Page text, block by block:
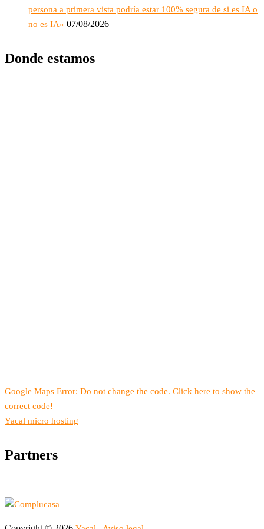
persona a primera vista podría estar 100% segura de si es IA o
no es IA» 07/08/2026
Donde estamos
Google Maps Error: Do not change the code. Click here to show the
correct code!
Yacal micro hosting
Partners